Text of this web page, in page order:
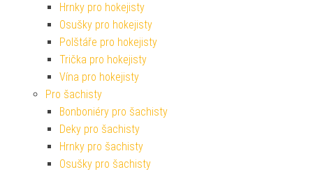
Hrnky pro hokejisty
Osušky pro hokejisty
Polštáře pro hokejisty
Trička pro hokejisty
Vína pro hokejisty
Pro šachisty
Bonboniéry pro šachisty
Deky pro šachisty
Hrnky pro šachisty
Osušky pro šachisty